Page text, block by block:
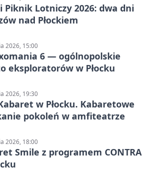
Piknik Lotniczy 2026: dwa dni
nad Płockiem
2026, 15:00
6 — ogólnopolskie
eksploratorów w Płocku
2026, 19:30
w Płocku. Kabaretowe
pokoleń w amfiteatrze
2026, 18:00
Smile z programem CONTRA